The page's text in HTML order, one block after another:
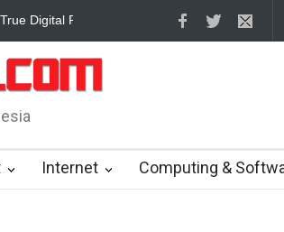
Indonesia Yahoo setuju Verizon turunkan
Internet Computing &